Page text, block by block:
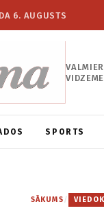
6. AUGUSTS
SPORTS
SĀKUMS /